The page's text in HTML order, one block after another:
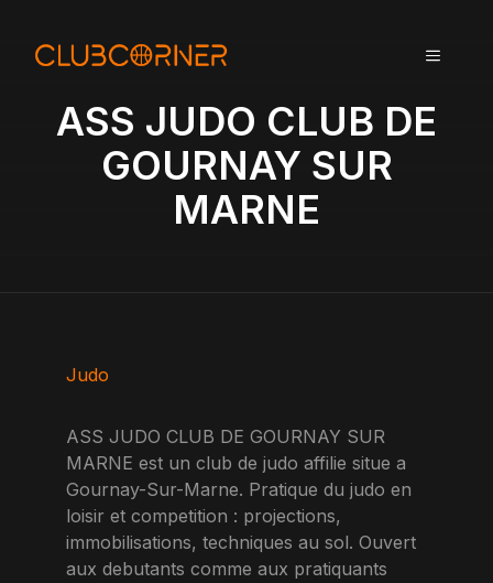
MENU
ASS JUDO CLUB DE
GOURNAY SUR
MARNE
Judo
ASS JUDO CLUB DE GOURNAY SUR
MARNE est un club de judo affilie situe a
Gournay-Sur-Marne. Pratique du judo en
loisir et competition : projections,
immobilisations, techniques au sol. Ouvert
aux debutants comme aux pratiquants